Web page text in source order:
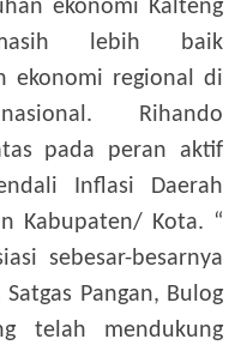
ekonomi Kalteng
lebih baik
ekonomi regional di
nasional. Rihando
pada peran aktif
Inflasi Daerah
Kabupaten/ Kota. “
sebesar-besarnya
Pangan, Bulog
telah mendukung